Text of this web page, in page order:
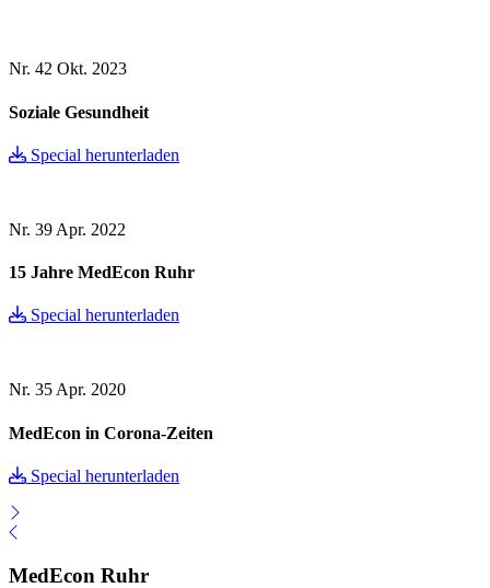
Nr. 42 Okt. 2023
Soziale Gesundheit
Special herunterladen
Nr. 39 Apr. 2022
15 Jahre MedEcon Ruhr
Special herunterladen
Nr. 35Apr. 2020
MedEcon in Corona-Zeiten
Special herunterladen
MedEcon Ruhr